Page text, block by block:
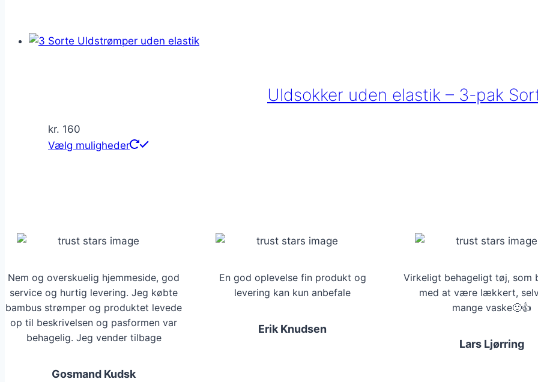
flere
varesiden
Uldsokker uden elastik – 3-pak
kr. 160
Vælg muligheder
Dette
på
varesiden
Nem og overskuelig hjemmeside, god
service og hurtig levering. Jeg købte
bambus strømper og produktet levede
op til beskrivelsen og pasformen var
behagelig. Jeg vender tilbage
Gosmand Kudsk
En god oplevelse fin produkt og
levering kan kun anbefale
Erik Knudsen
Virkeligt behageligt tøj, som
med at være lækkert,
mange vaske🙂👍
Lars Ljørring